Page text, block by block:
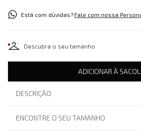
Está com dúvidas?Fale com nossa
Descubra o seu tamanho
ADICIONAR À
DESCRIÇÃO
ENCONTRE O SEU TAMANHO